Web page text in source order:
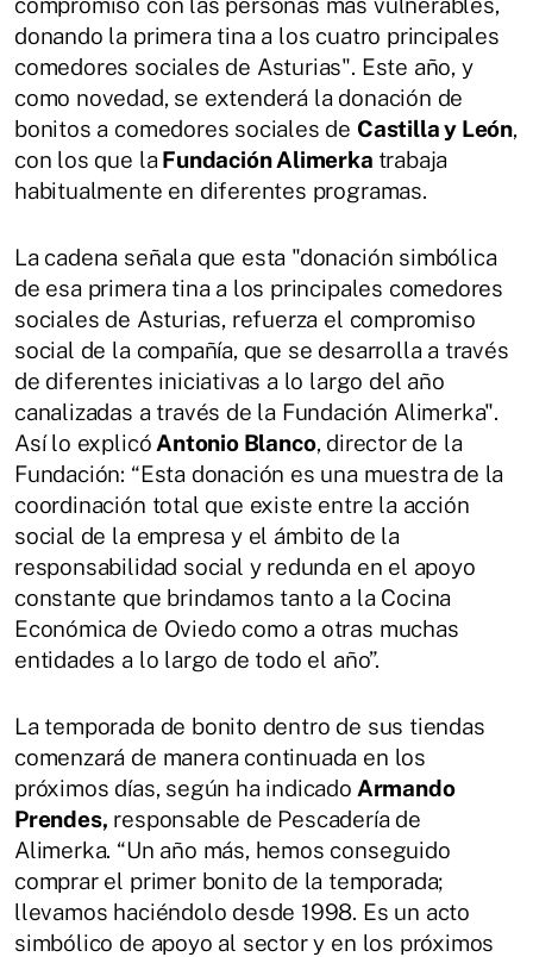
donando la primera tina a los cuatro principales
comedores sociales de Asturias". Este año, y
como novedad, se extenderá la donación de
bonitos a comedores sociales de Castilla y León,
con los que la Fundación Alimerka trabaja
habitualmente en diferentes programas.
La cadena señala que esta "donación simbólica
de esa primera tina a los principales comedores
sociales de Asturias, refuerza el compromiso
social de la compañía, que se desarrolla a través
de diferentes iniciativas a lo largo del año
canalizadas a través de la Fundación Alimerka".
Así lo explicó Antonio Blanco, director de la
Fundación: “Esta donación es una muestra de la
coordinación total que existe entre la acción
social de la empresa y el ámbito de la
responsabilidad social y redunda en el apoyo
constante que brindamos tanto a la Cocina
Económica de Oviedo como a otras muchas
entidades a lo largo de todo el año”.
La temporada de bonito dentro de sus tiendas
comenzará de manera continuada en los
próximos días, según ha indicado Armando
Prendes, responsable de Pescadería de
Alimerka. “Un año más, hemos conseguido
comprar el primer bonito de la temporada;
llevamos haciéndolo desde 1998. Es un acto
simbólico de apoyo al sector y en los próximos